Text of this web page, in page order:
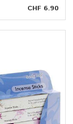
CHF 6.90